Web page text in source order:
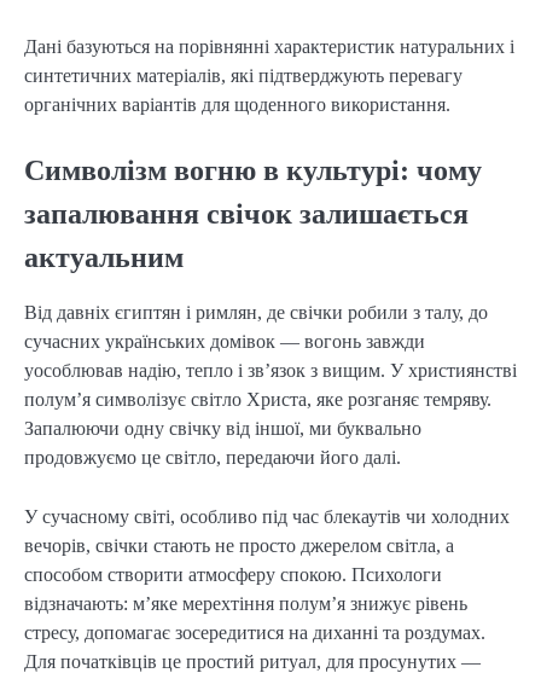
Дані базуються на порівнянні характеристик натуральних і
синтетичних матеріалів, які підтверджують перевагу
органічних варіантів для щоденного використання.
Символізм вогню в культурі: чому
запалювання свічок залишається
актуальним
Від давніх єгиптян і римлян, де свічки робили з талу, до
сучасних українських домівок — вогонь завжди
уособлював надію, тепло і зв’язок з вищим. У християнстві
полум’я символізує світло Христа, яке розганяє темряву.
Запалюючи одну свічку від іншої, ми буквально
продовжуємо це світло, передаючи його далі.
У сучасному світі, особливо під час блекаутів чи холодних
вечорів, свічки стають не просто джерелом світла, а
способом створити атмосферу спокою. Психологи
відзначають: м’яке мерехтіння полум’я знижує рівень
стресу, допомагає зосередитися на диханні та роздумах.
Для початківців це простий ритуал, для просунутих —